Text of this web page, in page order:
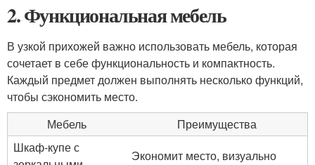
2. Функциональная мебель
В узкой прихожей важно использовать мебель, которая
сочетает в себе функциональность и компактность.
Каждый предмет должен выполнять несколько функций,
чтобы сэкономить место.
Мебель
Преимущества
Шкаф-купе с
Экономит место, визуально